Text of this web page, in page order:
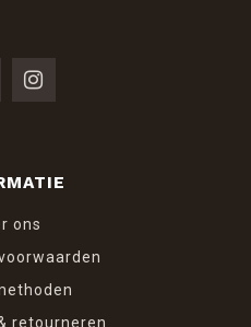
ons
retourneren